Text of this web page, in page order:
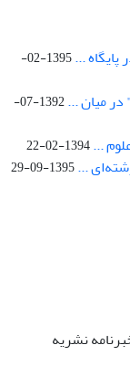
...
1395-02-
میان ...
1392-07-
...
1394-02-22
...
1395-09-29
نشریه